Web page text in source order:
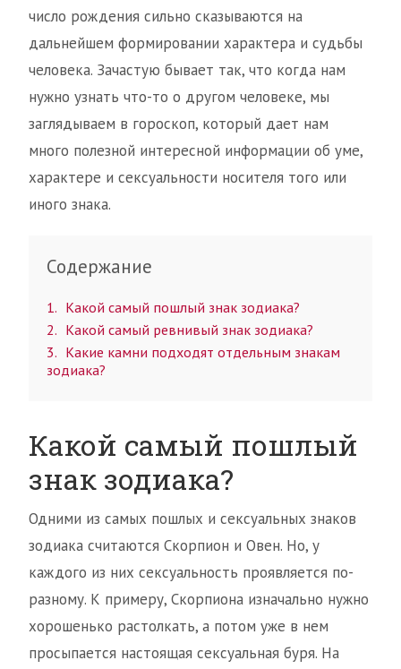
число рождения сильно сказываются на
дальнейшем формировании характера и судьбы
человека. Зачастую бывает так, что когда нам
нужно узнать что-то о другом человеке, мы
заглядываем в гороскоп, который дает нам
много полезной интересной информации об уме,
характере и сексуальности носителя того или
иного знака.
Содержание
1
Какой самый пошлый знак зодиака?
2
Какой самый ревнивый знак зодиака?
3
Какие камни подходят отдельным знакам
зодиака?
Какой самый пошлый
знак зодиака?
Одними из самых пошлых и сексуальных знаков
зодиака считаются Скорпион и Овен. Но, у
каждого из них сексуальность проявляется по-
разному. К примеру, Скорпиона изначально нужно
хорошенько растолкать, а потом уже в нем
просыпается настоящая сексуальная буря. На